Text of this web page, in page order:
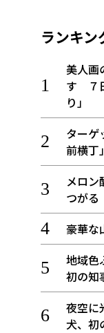
ランキン
美人画
す ７
り」
ターゲ
前横丁」
メロン
つがる
豪華な
地域
初の知
夜空に
犬、初